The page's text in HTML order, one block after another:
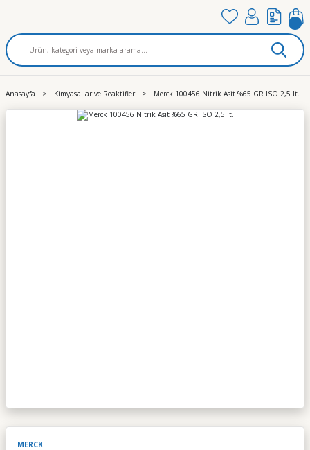
Anasayfa Kimyasallar ve Reaktifler Merck 100456 Nitrik Asit %65 GR ISO 2,5 lt.
MERCK